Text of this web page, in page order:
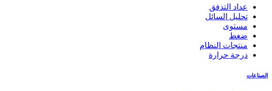
عداد التدفق
تحليل السائل
مستوى
ضغط
منتجات النظام
درجة حرارة
الصناعات